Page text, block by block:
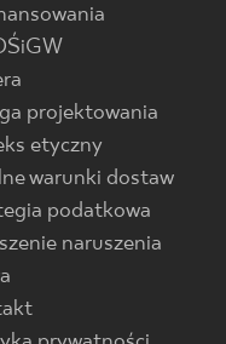
projektowania
etyczny
warunki dostaw
podatkowa
naruszenia